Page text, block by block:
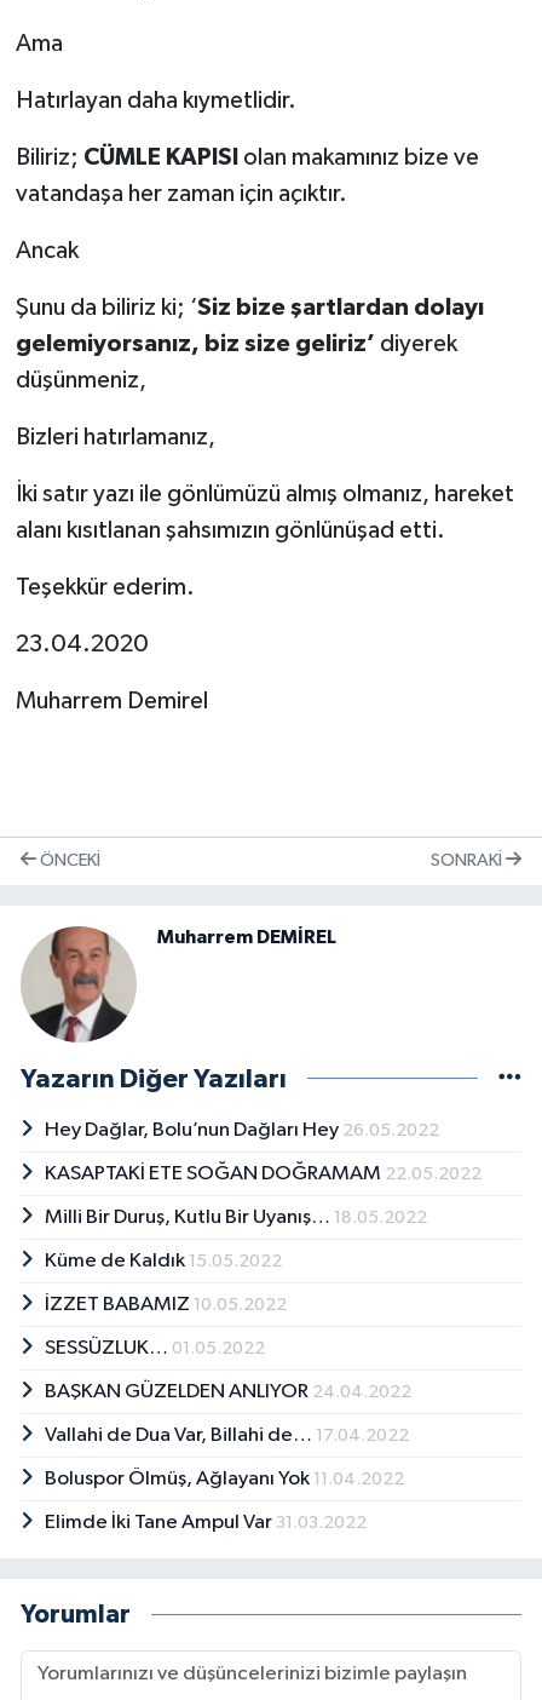
Ama
Hatırlayan daha kıymetlidir.
Biliriz; CÜMLE KAPISI olan makamınız bize ve
vatandaşa her zaman için açıktır.
Ancak
Şunu da biliriz ki; ‘Siz bize şartlardan dolayı
gelemiyorsanız, biz size geliriz’ diyerek
düşünmeniz,
Bizleri hatırlamanız,
İki satır yazı ile gönlümüzü almış olmanız, hareket
alanı kısıtlanan şahsımızın gönlünüşad etti.
Teşekkür ederim.
23.04.2020
Muharrem Demirel
ÖNCEKI SONRAKI
Muharrem DEMİREL
Yazarın Diğer Yazıları
Hey Dağlar, Bolu’nun Dağları Hey 26.05.2022
KASAPTAKİ ETE SOĞAN DOĞRAMAM 22.05.2022
Milli Bir Duruş, Kutlu Bir Uyanış… 18.05.2022
Küme de Kaldık 15.05.2022
İZZET BABAMIZ 10.05.2022
SESSÜZLUK… 01.05.2022
BAŞKAN GÜZELDEN ANLIYOR 24.04.2022
Vallahi de Dua Var, Billahi de… 17.04.2022
Boluspor Ölmüş, Ağlayanı Yok 11.04.2022
Elimde İki Tane Ampul Var 31.03.2022
Yorumlar